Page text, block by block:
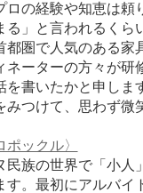
ロの経験や知恵は頼
る」と言われるくら
都圏で人気のある家
ネーターの方々が研
を書いたかと申しま
みつけて、思わず微
ックル〉
民族の世界で「小人
す。最初にアルバイ